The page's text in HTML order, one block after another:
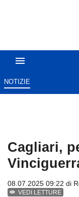
NOTIZIE
Cagliari,
08.07.2025 09:22 di
VEDI LETTURE